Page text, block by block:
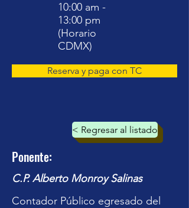
10:00 am -
13:00 pm
(Horario
CDMX)
Reserva y paga con TC
< Regresar al listado
Ponente:
C.P. Alberto Monroy Salinas
Contador Público egresado del